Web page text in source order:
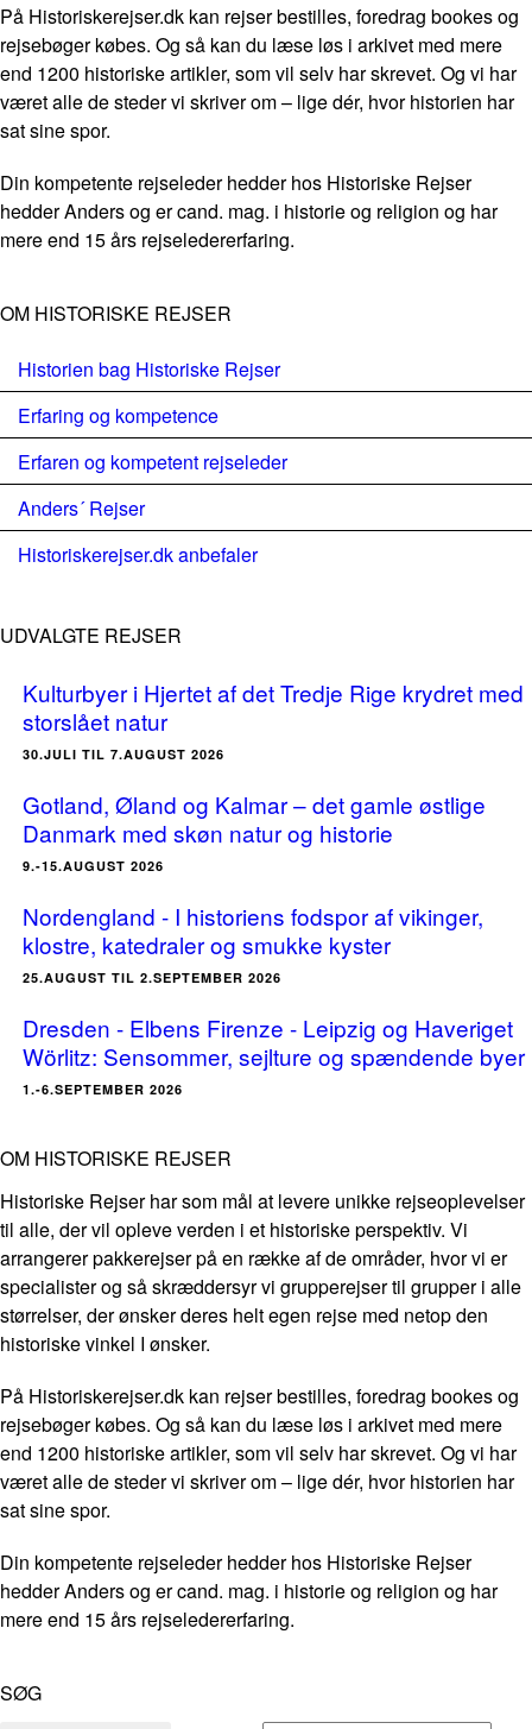
På Historiskerejser.dk kan rejser bestilles, foredrag bookes og
rejsebøger købes. Og så kan du læse løs i arkivet med mere
end 1200 historiske artikler, som vil selv har skrevet. Og vi har
været alle de steder vi skriver om – lige dér, hvor historien har
sat sine spor.
Din kompetente rejseleder hedder hos Historiske Rejser
hedder Anders og er cand. mag. i historie og religion og har
mere end 15 års rejseledererfaring.
OM HISTORISKE REJSER
Historien bag Historiske Rejser
Erfaring og kompetence
Erfaren og kompetent rejseleder
Anders´ Rejser
Historiskerejser.dk anbefaler
UDVALGTE REJSER
Kulturbyer i Hjertet af det Tredje Rige krydret med
storslået natur
30.JULI TIL 7.AUGUST 2026
Gotland, Øland og Kalmar – det gamle østlige
Danmark med skøn natur og historie
9.-15.AUGUST 2026
Nordengland - I historiens fodspor af vikinger,
klostre, katedraler og smukke kyster
25.AUGUST TIL 2.SEPTEMBER 2026
Dresden - Elbens Firenze - Leipzig og Haveriget
Wörlitz: Sensommer, sejlture og spændende byer
1.-6.SEPTEMBER 2026
OM HISTORISKE REJSER
Historiske Rejser har som mål at levere unikke rejseoplevelser
til alle, der vil opleve verden i et historiske perspektiv. Vi
arrangerer pakkerejser på en række af de områder, hvor vi er
specialister og så skræddersyr vi grupperejser til grupper i alle
størrelser, der ønsker deres helt egen rejse med netop den
historiske vinkel I ønsker.
På Historiskerejser.dk kan rejser bestilles, foredrag bookes og
rejsebøger købes. Og så kan du læse løs i arkivet med mere
end 1200 historiske artikler, som vil selv har skrevet. Og vi har
været alle de steder vi skriver om – lige dér, hvor historien har
sat sine spor.
Din kompetente rejseleder hedder hos Historiske Rejser
hedder Anders og er cand. mag. i historie og religion og har
mere end 15 års rejseledererfaring.
SØG